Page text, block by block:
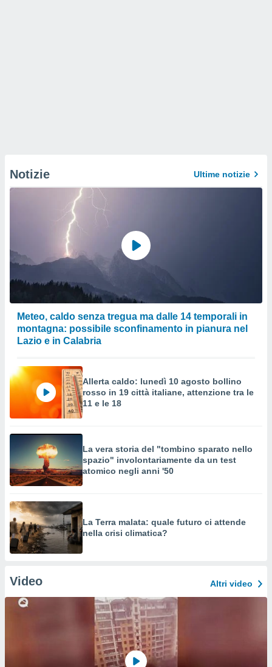
Notizie Ultime notizie
Meteo, caldo senza tregua ma dalle 14 temporali in
montagna: possibile sconfinamento in pianura nel
Lazio e in Calabria
Allerta caldo: lunedì 10 agosto bollino
rosso in 19 città italiane, attenzione tra le
11 e le 18
La vera storia del "tombino sparato nello
spazio" involontariamente da un test
atomico negli anni '50
La Terra malata: quale futuro ci attende
nella crisi climatica?
Video Altri video